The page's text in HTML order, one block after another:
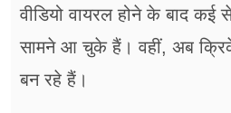
वीडियो वायरल होने के बाद कई
सामने आ चुके हैं। वहीं, अब
बन रहे हैं।